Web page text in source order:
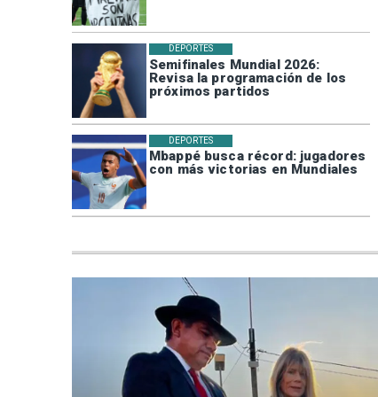
Semifinales Mundial 2026:
Revisa la programación de los
próximos partidos
DEPORTES
Mbappé busca récord: jugadores
con más victorias en Mundiales
DEPORTES